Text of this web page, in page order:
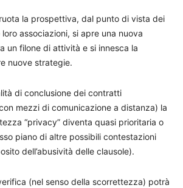
la prospettiva, dal punto di vista dei
associazioni, si apre una nuova
un filone di attività e si innesca la
nuove strategie.
di conclusione dei contratti
mezzi di comunicazione a distanza) la
“privacy” diventa quasi prioritaria o
piano di altre possibili contestazioni
dell’abusività delle clausole).
(nel senso della scorrettezza) potrà